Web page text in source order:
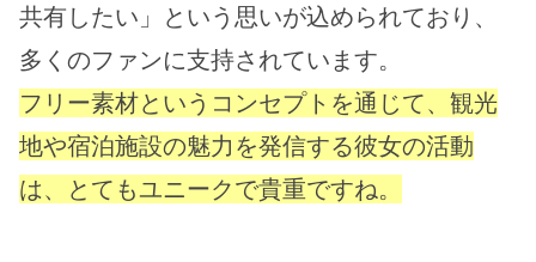
共有したい」という思いが込められており、
多くのファンに支持されています。
フリー素材というコンセプトを通じて、観光
地や宿泊施設の魅力を発信する彼女の活動
は、とてもユニークで貴重ですね。